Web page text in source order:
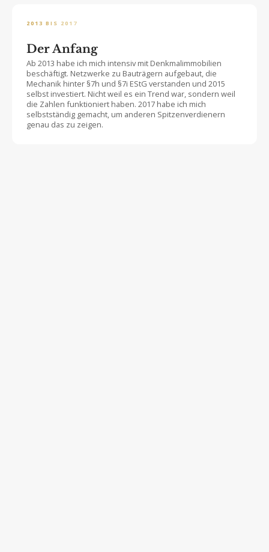
2013 BIS 2017
Der Anfang
Ab 2013 habe ich mich intensiv mit Denkmalimmobilien
beschäftigt. Netzwerke zu Bauträgern aufgebaut, die
Mechanik hinter §7h und §7i EStG verstanden und 2015
selbst investiert. Nicht weil es ein Trend war, sondern weil
die Zahlen funktioniert haben. 2017 habe ich mich
selbstständig gemacht, um anderen Spitzenverdienern
genau das zu zeigen.